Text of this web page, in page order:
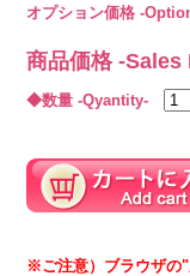
オプション価格 -
商品価格 -
◆数量 -Qyantity-
※ご注意）ブラウザの